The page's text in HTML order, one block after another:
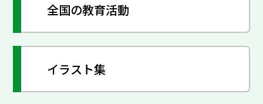
全国の教育活動
イラスト集